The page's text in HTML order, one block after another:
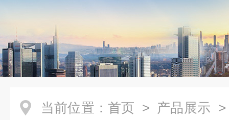
当前位置： 首页 > 产品展示